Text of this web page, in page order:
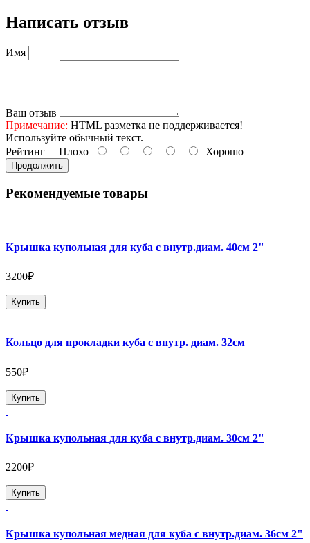
Написать отзыв
Имя
Ваш отзыв
Примечание: HTML разметка не поддерживается!
Используйте обычный текст.
Рейтинг Плохо Хорошо
Продолжить
Рекомендуемые товары
Крышка купольная для куба с внутр.диам. 40см 2"
3200₽
Купить
Кольцо для прокладки куба с внутр. диам. 32см
550₽
Купить
Крышка купольная для куба с внутр.диам. 30см 2"
2200₽
Купить
Крышка купольная медная для куба с внутр.диам. 36см 2"